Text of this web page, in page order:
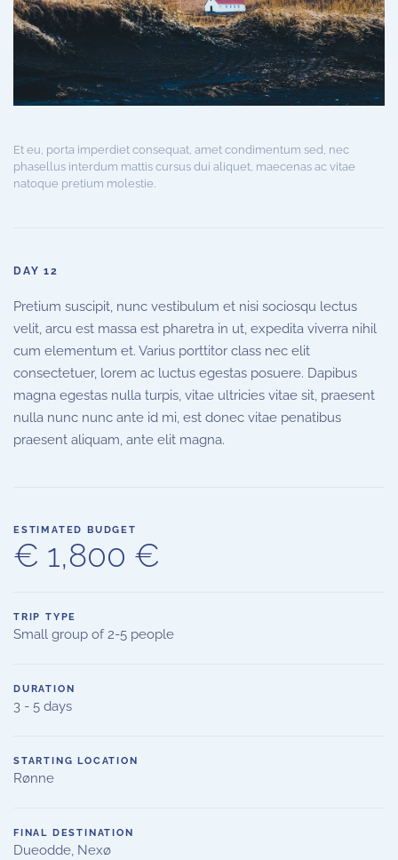
Et eu, porta imperdiet consequat, amet condimentum sed, nec
phasellus interdum mattis cursus dui aliquet, maecenas ac vitae
natoque pretium molestie.
DAY 12
Pretium suscipit, nunc vestibulum et nisi sociosqu lectus
velit, arcu est massa est pharetra in ut, expedita viverra nihil
cum elementum et. Varius porttitor class nec elit
consectetuer, lorem ac luctus egestas posuere. Dapibus
magna egestas nulla turpis, vitae ultricies vitae sit, praesent
nulla nunc nunc ante id mi, est donec vitae penatibus
praesent aliquam, ante elit magna.
ESTIMATED BUDGET
€ 1,800 €
TRIP TYPE
Small group of 2-5 people
DURATION
3 - 5 days
STARTING LOCATION
Rønne
FINAL DESTINATION
Dueodde, Nexø